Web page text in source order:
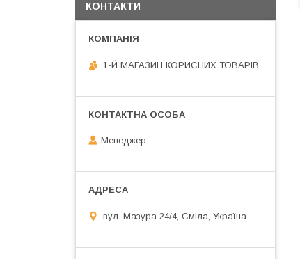
КОНТАКТИ
1-Й МАГАЗИН КОРИСНИХ ТОВАРІВ
Менеджер
вул. Мазура 24/4, Сміла, Україна